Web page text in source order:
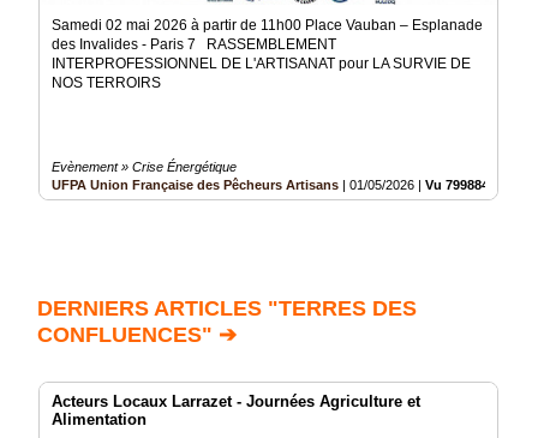
Samedi 02 mai 2026 à partir de 11h00 Place Vauban – Esplanade
des Invalides - Paris 7 RASSEMBLEMENT
INTERPROFESSIONNEL DE L'ARTISANAT pour LA SURVIE DE
NOS TERROIRS
Evènement » Crise Énergétique
UFPA Union Française des Pêcheurs Artisans
01/05/2026 Vu 799884 fois
DERNIERS ARTICLES "TERRES DES
CONFLUENCES" ➔
Acteurs Locaux Larrazet - Journées Agriculture et
Alimentation